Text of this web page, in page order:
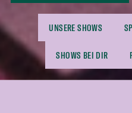
UNSERE SHOWS
SHOWS BEI DIR